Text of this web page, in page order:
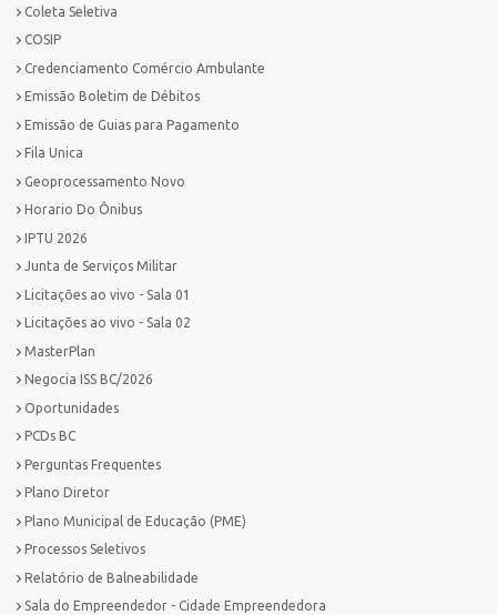
Coleta Seletiva
COSIP
Credenciamento Comércio Ambulante
Emissão Boletim de Débitos
Emissão de Guias para Pagamento
Fila Unica
Geoprocessamento Novo
Horario Do Ônibus
IPTU 2026
Junta de Serviços Militar
Licitações ao vivo - Sala 01
Licitações ao vivo - Sala 02
MasterPlan
Negocia ISS BC/2026
Oportunidades
PCDs BC
Perguntas Frequentes
Plano Diretor
Plano Municipal de Educação (PME)
Processos Seletivos
Relatório de Balneabilidade
Sala do Empreendedor - Cidade Empreendedora